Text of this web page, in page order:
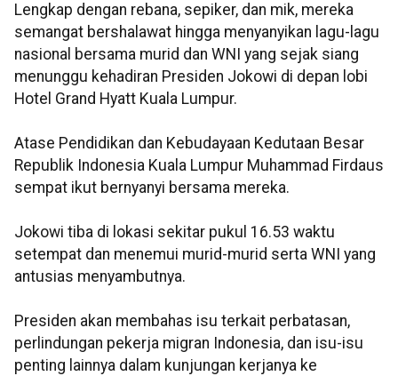
Lengkap dengan rebana, sepiker, dan mik, mereka
semangat bershalawat hingga menyanyikan lagu-lagu
nasional bersama murid dan WNI yang sejak siang
menunggu kehadiran Presiden Jokowi di depan lobi
Hotel Grand Hyatt Kuala Lumpur.
Atase Pendidikan dan Kebudayaan Kedutaan Besar
Republik Indonesia Kuala Lumpur Muhammad Firdaus
sempat ikut bernyanyi bersama mereka.
Jokowi tiba di lokasi sekitar pukul 16.53 waktu
setempat dan menemui murid-murid serta WNI yang
antusias menyambutnya.
Presiden akan membahas isu terkait perbatasan,
perlindungan pekerja migran Indonesia, dan isu-isu
penting lainnya dalam kunjungan kerjanya ke